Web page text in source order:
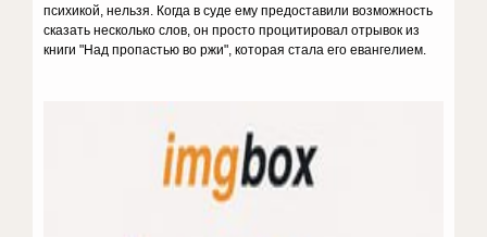
психикой, нельзя. Когда в суде ему предоставили возможность
сказать несколько слов, он просто процитировал отрывок из
книги "Над пропастью во ржи", которая стала его евангелием.